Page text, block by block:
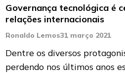
Governança tecnológica é
relações internacionais
Ronaldo Lemos31 março 2021
Dentre os diversos
perdendo nos últimos anos